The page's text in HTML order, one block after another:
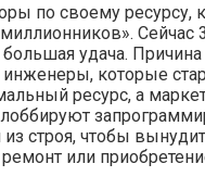
по своему ресурсу,
Сейчас
удача.
которые
ресурс, а
строя, чтобы
ремонт или